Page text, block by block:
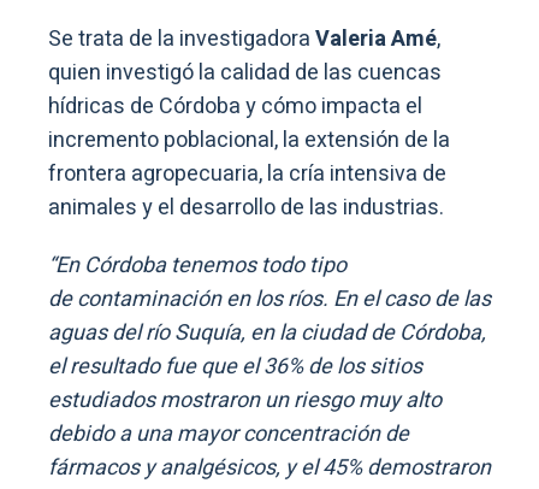
Se trata de la investigadoraValeria Amé,
quien investigó la calidad de las cuencas
hídricas de Córdoba y cómo impacta el
incremento poblacional, la extensión de la
frontera agropecuaria, la cría intensiva de
animales y el desarrollo de las industrias.
“En Córdoba tenemos todo tipo
de contaminación en los ríos. En el caso de las
aguas del río Suquía, en la ciudad de Córdoba,
el resultado fue que el 36% de los sitios
estudiados mostraron un riesgo muy alto
debido a una mayor concentración de
fármacos y analgésicos, y el 45% demostraron